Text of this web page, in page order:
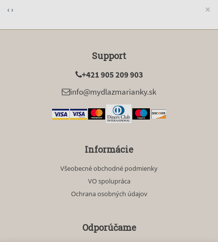
‹ › ×
Support
+421 905 209 903
info@mydlazmarianky.sk
Informácie
Všeobecné obchodné podmienky
VO spolupráca
Ochrana osobných údajov
Odporúčame